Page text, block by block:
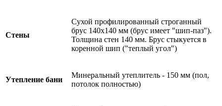
Стены
Сухой профилированный строганный
брус 140х140 мм (брус имеет "шип-паз").
Толщина стен 140 мм. Брус стыкуется в
коренной шип ("теплый угол")
Утепление бани
Минеральный утеплитель - 150 мм (пол,
потолок полностью)